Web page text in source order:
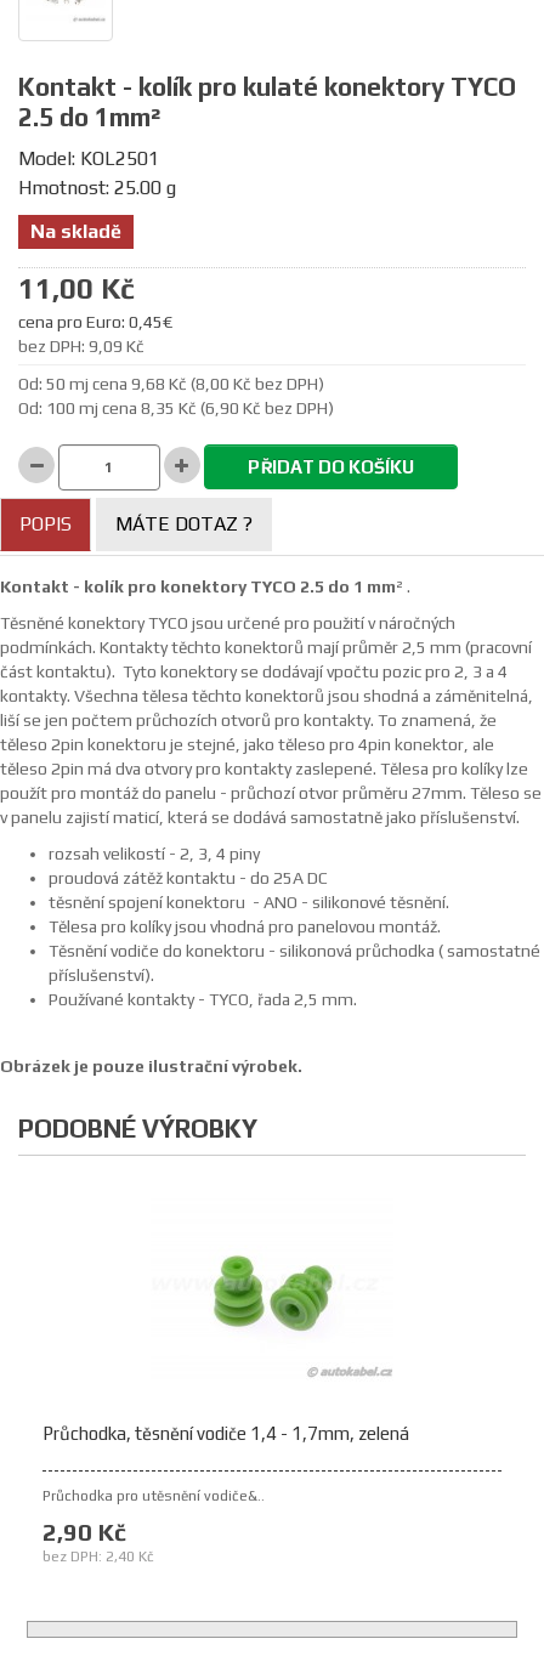
Kontakt - kolík pro kulaté konektory TYCO
2.5 do 1mm²
Model: KOL2501
Hmotnost: 25.00 g
Na skladě
11,00 Kč
cena pro Euro: 0,45€
bez DPH: 9,09 Kč
Od: 50 mj cena 9,68 Kč (8,00 Kč bez DPH)
Od: 100 mj cena 8,35 Kč (6,90 Kč bez DPH)
PŘIDAT DO KOŠÍKU
POPIS MÁTE DOTAZ ?
Kontakt - kolík pro konektory TYCO 2.5 do 1 mm² .
Těsněné konektory TYCO jsou určené pro použití v náročných
podmínkách. Kontakty těchto konektorů mají průměr 2,5 mm (pracovní
část kontaktu). Tyto konektory se dodávají vpočtu pozic pro 2, 3 a 4
kontakty. Všechna tělesa těchto konektorů jsou shodná a záměnitelná,
liší se jen počtem průchozích otvorů pro kontakty. To znamená, že
těleso 2pin konektoru je stejné, jako těleso pro 4pin konektor, ale
těleso 2pin má dva otvory pro kontakty zaslepené. Tělesa pro kolíky lze
použít pro montáž do panelu - průchozí otvor průměru 27mm. Těleso se
v panelu zajistí maticí, která se dodává samostatně jako příslušenství.
rozsah velikostí - 2, 3, 4 piny
proudová zátěž kontaktu - do 25A DC
těsnění spojení konektoru - ANO - silikonové těsnění.
Tělesa pro kolíky jsou vhodná pro panelovou montáž.
Těsnění vodiče do konektoru - silikonová průchodka ( samostatné
příslušenství).
Používané kontakty - TYCO, řada 2,5 mm.
Obrázek je pouze ilustrační výrobek.
PODOBNÉ VÝROBKY
Průchodka, těsnění vodiče 1,4 - 1,7mm, zelená
Průchodka pro utěsnění vodiče&..
2,90 Kč
bez DPH: 2,40 Kč